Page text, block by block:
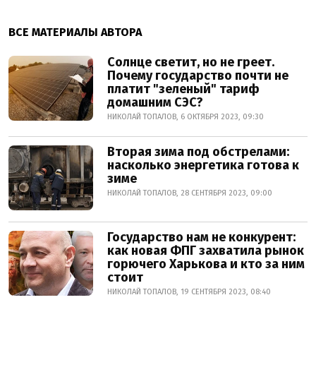
ВСЕ МАТЕРИАЛЫ АВТОРА
Солнце светит, но не греет.
Почему государство почти не
платит "зеленый" тариф
домашним СЭС?
НИКОЛАЙ ТОПАЛОВ, 6 ОКТЯБРЯ 2023, 09:30
Вторая зима под обстрелами:
насколько энергетика готова к
зиме
НИКОЛАЙ ТОПАЛОВ, 28 СЕНТЯБРЯ 2023, 09:00
Государство нам не конкурент:
как новая ФПГ захватила рынок
горючего Харькова и кто за ним
стоит
НИКОЛАЙ ТОПАЛОВ, 19 СЕНТЯБРЯ 2023, 08:40